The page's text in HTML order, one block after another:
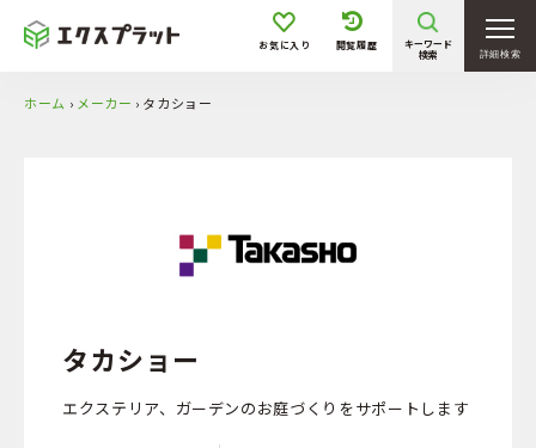
詳細検索
狭小地
旗竿地
高低差有
駐車2台
お気に入り 閲覧履歴
キーワード
検索
ホーム › メーカー › タカショー
タカショー
エクステリア、ガーデンのお庭づくりをサポートします